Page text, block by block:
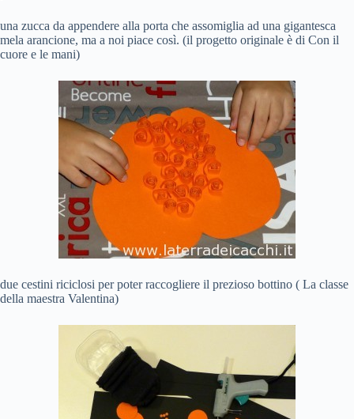
una zucca da appendere alla porta che assomiglia ad una gigantesca
mela arancione, ma a noi piace così. (il progetto originale è di Con il
cuore e le mani)
due cestini riciclosi per poter raccogliere il prezioso bottino ( La classe
della maestra Valentina)